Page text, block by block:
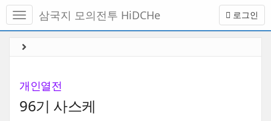
메
토
로그인
삼국지 모의전투 HiDCHe
개인열전
96기 사스케